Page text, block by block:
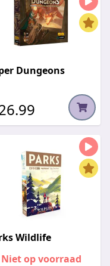
Dungeons
Wildlife
Niet op voorraad